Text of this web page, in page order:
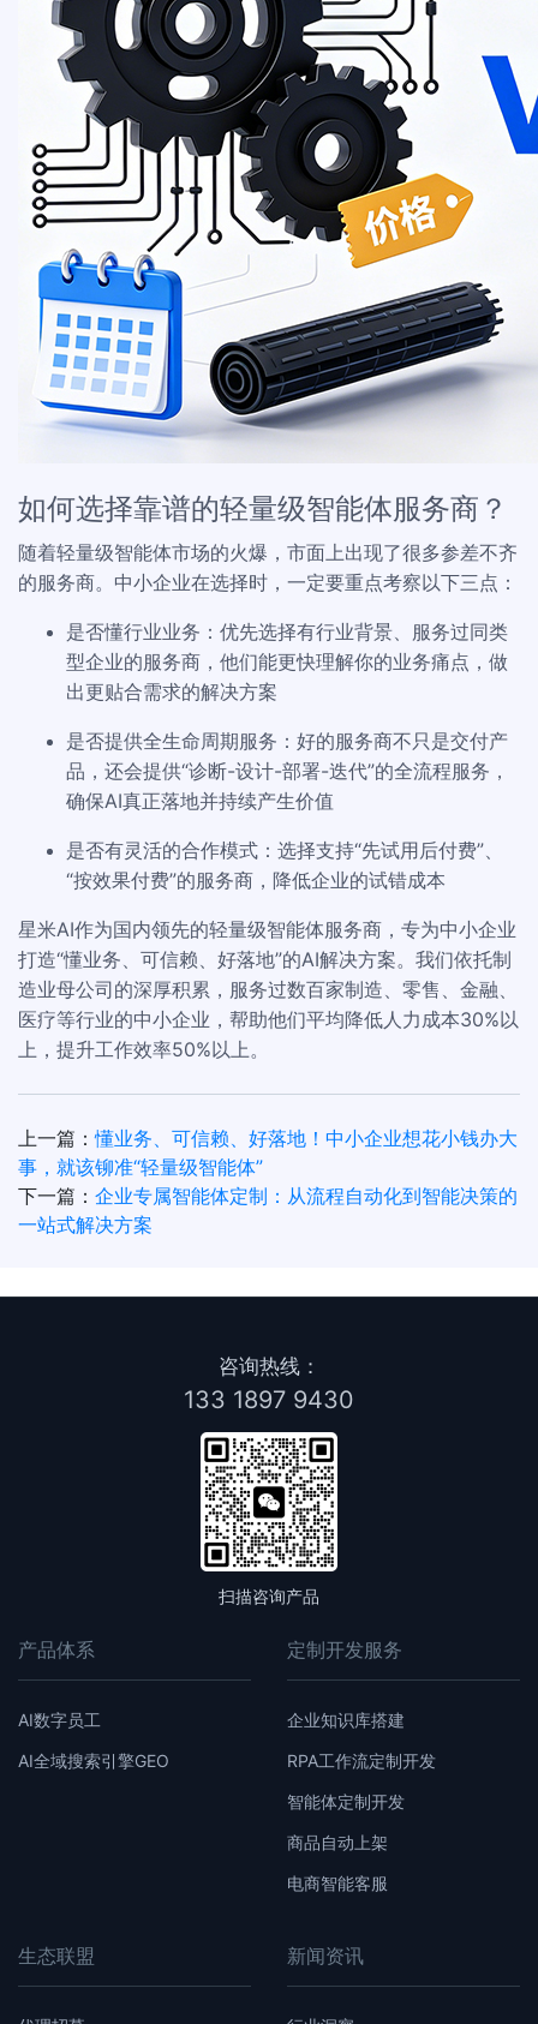
如何选择靠谱的轻量级智能体服务商？
随着轻量级智能体市场的火爆，市面上出现了很多参差不齐
的服务商。中小企业在选择时，一定要重点考察以下三点：
是否懂行业业务：优先选择有行业背景、服务过同类
型企业的服务商，他们能更快理解你的业务痛点，做
出更贴合需求的解决方案
是否提供全生命周期服务：好的服务商不只是交付产
品，还会提供“诊断-设计-部署-迭代”的全流程服务，
确保AI真正落地并持续产生价值
是否有灵活的合作模式：选择支持“先试用后付费”、
“按效果付费”的服务商，降低企业的试错成本
星米AI作为国内领先的轻量级智能体服务商，专为中小企业
打造“懂业务、可信赖、好落地”的AI解决方案。我们依托制
造业母公司的深厚积累，服务过数百家制造、零售、金融、
医疗等行业的中小企业，帮助他们平均降低人力成本30%以
上，提升工作效率50%以上。
上一篇：懂业务、可信赖、好落地！中小企业想花小钱办大
事，就该铆准“轻量级智能体”
下一篇： 企业专属智能体定制：从流程自动化到智能决策的
一站式解决方案
咨询热线：
133 1897 9430
扫描咨询产品
产品体系
AI数字员工
AI全域搜索引擎GEO
定制开发服务
企业知识库搭建
RPA工作流定制开发
智能体定制开发
商品自动上架
电商智能客服
生态联盟 新闻资讯